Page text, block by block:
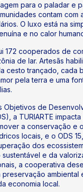
para o paladar e
contam com
O luxo está na
e no calor
172 cooperados de
de lar. Artesãs
cesto trançado, cada
pela terra e uma
Objetivos de
a TURIARTE
a conservação e
locais, e o ODS
dos
sustentável e da
a cooperativa
ambiental
economia local.